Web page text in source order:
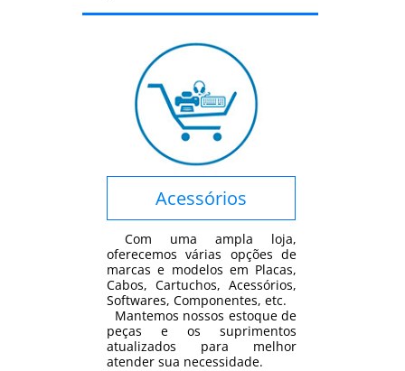
Acessórios
Com uma ampla loja,
oferecemos várias opções de
marcas e modelos em Placas,
Cabos, Cartuchos, Acessórios,
Softwares, Componentes, etc.
Mantemos nossos estoque de
peças e os suprimentos
atualizados para melhor
atender sua necessidade.